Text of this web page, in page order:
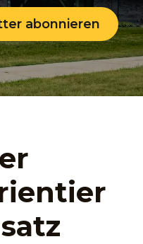
abonnieren